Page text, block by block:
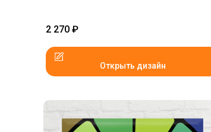
2 270 ₽
Открыть дизайн